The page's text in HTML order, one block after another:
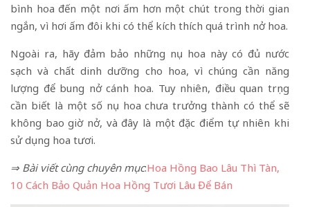
bình hoa đến một nơi ấm hơn một chút trong thời gian
ngắn, vì hơi ấm đôi khi có thể kích thích quá trình nở hoa.
Ngoài ra, hãy đảm bảo những nụ hoa này có đủ nước
sạch và chất dinh dưỡng cho hoa, vì chúng cần năng
lượng để bung nở cánh hoa. Tuy nhiên, điều quan trọng
cần biết là một số nụ hoa chưa trưởng thành có thể sẽ
không bao giờ nở, và đây là một đặc điểm tự nhiên khi
sử dụng hoa tươi.
⇒ Bài viết cùng chuyên mục:Hoa Hồng Bao Lâu Thì Tàn,
10 Cách Bảo Quản Hoa Hồng Tươi Lâu Để Bán